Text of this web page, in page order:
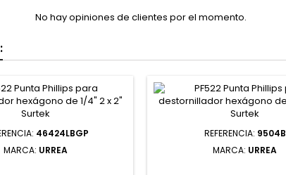
No hay opiniones de clientes por el momento.
46424LBGP
MARCA: URREA
REFERENCIA: 9504B
MARCA: URREA